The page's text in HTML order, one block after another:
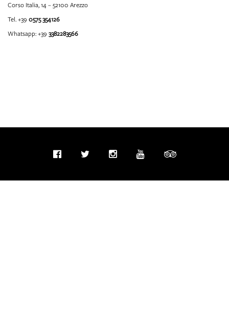
Corso Italia, 14 – 52100 Arezzo
Tel. +39 0575 354126
Whatsapp: +39 3382283566